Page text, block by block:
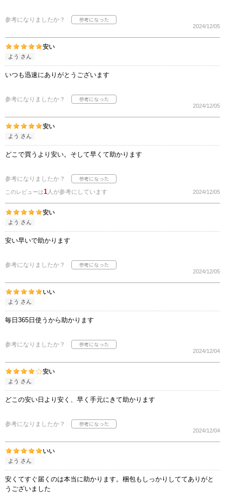
参考になりましたか？
2024/12/05
安い
よう さん
いつも迅速にありがとうございます
参考になりましたか？
2024/12/05
安い
よう さん
どこで買うより安い。そして早くて助かります
参考になりましたか？
このレビューは1人が参考にしています 2024/12/05
安い
よう さん
安い早いで助かります
参考になりましたか？
2024/12/05
いい
よう さん
毎日365日使うから助かります
参考になりましたか？
2024/12/04
安い
よう さん
どこの安い日より安く、早く手元にきて助かります
参考になりましたか？
2024/12/04
いい
よう さん
安くてすぐ届くのは本当に助かります。梱包もしっかりしててありがと
うございました